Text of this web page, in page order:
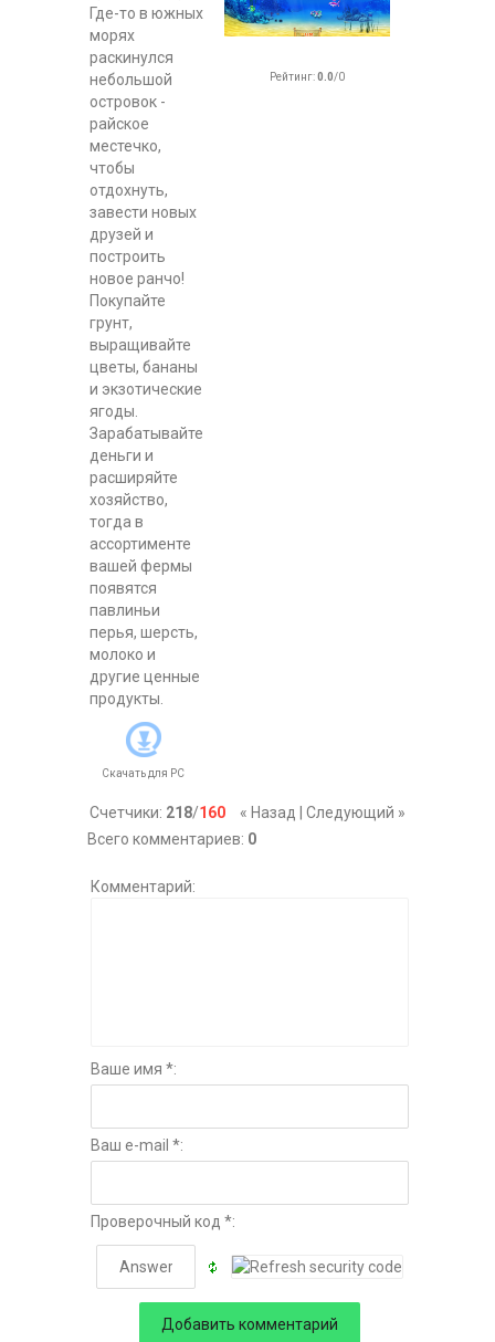
Где-то в южных
морях
раскинулся
небольшой
островок -
райское
местечко,
чтобы
отдохнуть,
завести новых
друзей и
построить
новое ранчо!
Покупайте
грунт,
выращивайте
цветы, бананы
и экзотические
ягоды.
Зарабатывайте
деньги и
расширяйте
хозяйство,
тогда в
ассортименте
вашей фермы
появятся
павлиньи
перья, шерсть,
молоко и
другие ценные
продукты.
Скачать для PC
Рейтинг:0.0/0
« Назад Следующий »
Счетчики: 218/160
Всего комментариев: 0
Комментарий:
Ваше имя *:
Ваш e-mail *:
Проверочный код *: